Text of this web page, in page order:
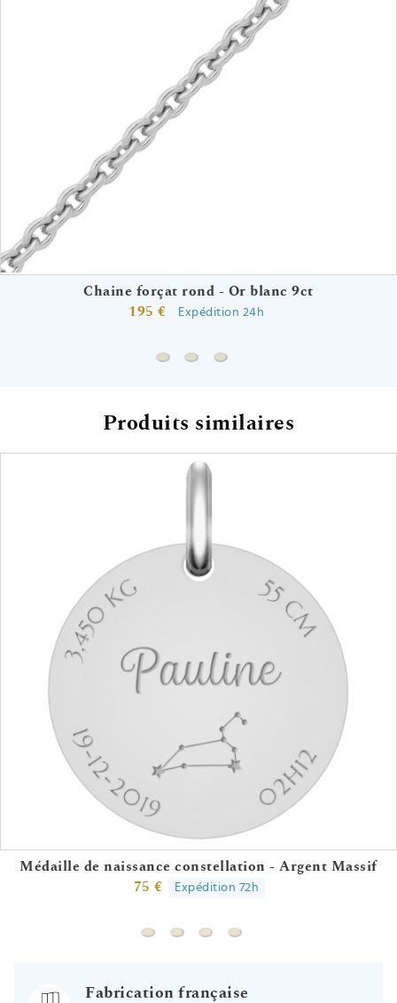
Chaine forçat rond - Or blanc 9ct
195 €
Expédition 24h
Produits similaires
Médaille de naissance constellation - Argent Massif
75 €
Expédition 72h
Fabrication française